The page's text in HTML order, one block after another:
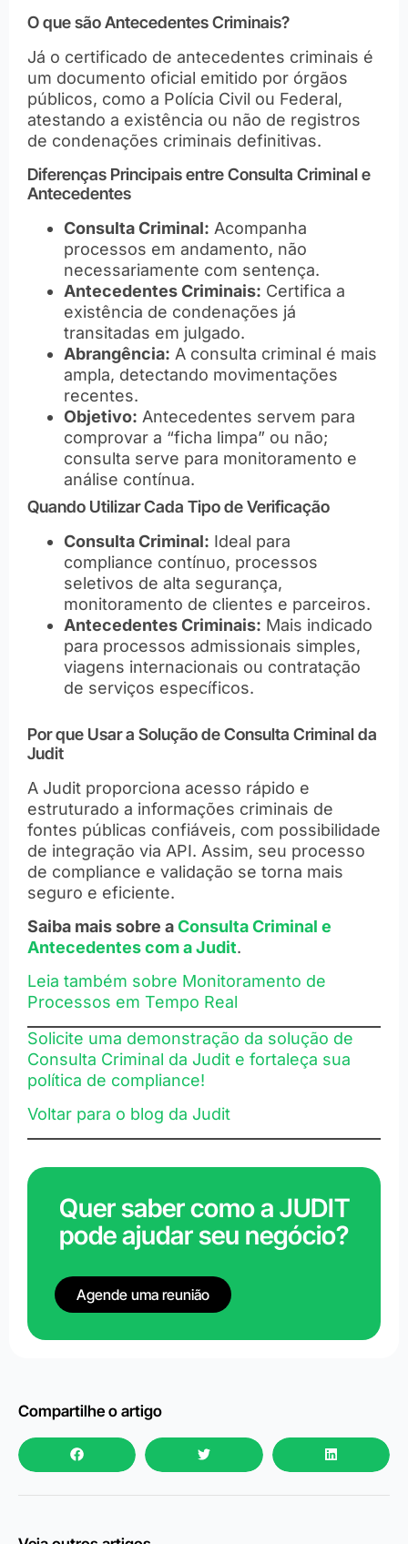
O que são Antecedentes Criminais?
Já o certificado de antecedentes criminais é
um documento oficial emitido por órgãos
públicos, como a Polícia Civil ou Federal,
atestando a existência ou não de registros
de condenações criminais definitivas.
Diferenças Principais entre Consulta Criminal e
Antecedentes
Consulta Criminal: Acompanha
processos em andamento, não
necessariamente com sentença.
Antecedentes Criminais: Certifica a
existência de condenações já
transitadas em julgado.
Abrangência: A consulta criminal é mais
ampla, detectando movimentações
recentes.
Objetivo: Antecedentes servem para
comprovar a “ficha limpa” ou não;
consulta serve para monitoramento e
análise contínua.
Quando Utilizar Cada Tipo de Verificação
Consulta Criminal: Ideal para
compliance contínuo, processos
seletivos de alta segurança,
monitoramento de clientes e parceiros.
Antecedentes Criminais: Mais indicado
para processos admissionais simples,
viagens internacionais ou contratação
de serviços específicos.
Por que Usar a Solução de Consulta Criminal da
Judit
A Judit proporciona acesso rápido e
estruturado a informações criminais de
fontes públicas confiáveis, com possibilidade
de integração via API. Assim, seu processo
de compliance e validação se torna mais
seguro e eficiente.
Saiba mais sobre aConsulta Criminal e
Antecedentes com a Judit.
Leia também sobre Monitoramento de
Processos em Tempo Real
Solicite uma demonstração da solução de
Consulta Criminal da Judit e fortaleça sua
política de compliance!
Voltar para o blog da Judit
Quer saber como a JUDIT
pode ajudar seu negócio?
Agende uma reunião
Compartilhe o artigo